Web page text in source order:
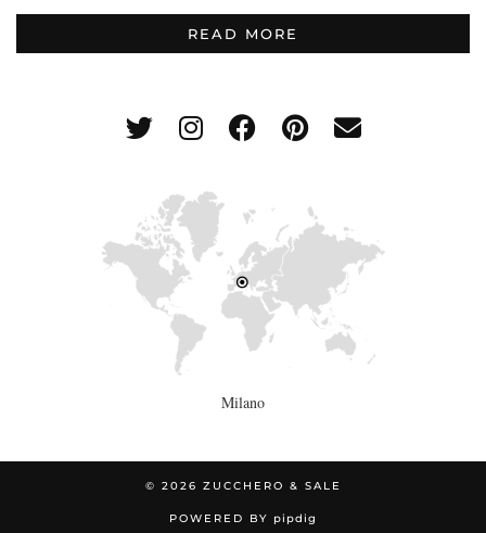
READ MORE
Milano
© 2026 ZUCCHERO & SALE
POWERED BY pipdig